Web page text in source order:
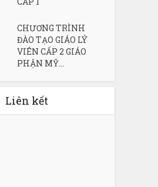
CHƯƠNG TRÌNH
ĐÀO TẠO GIÁO LÝ
VIÊN CẤP 2 GIÁO
PHẬN MỸ...
Liên kết